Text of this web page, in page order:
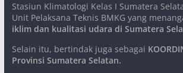
Stasiun Klimatologi Kelas I Sumatera
Unit Pelaksana Teknis BMKG yang
iklim dan kualitasi udara di Sumatera
Selain itu, bertindak juga sebagai
Provinsi Sumatera Selatan.